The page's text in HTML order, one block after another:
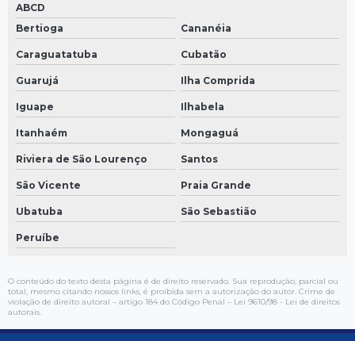
ABCD
Bertioga
Cananéia
Caraguatatuba Cubatão
Guarujá Ilha Comprida
Iguape Ilhabela
Itanhaém Mongaguá
Riviera de São Lourenço Santos
São Vicente Praia Grande
Ubatuba São Sebastião
Peruíbe
O conteúdo do texto desta página é de direito reservado. Sua reprodução, parcial ou
total, mesmo citando nossos links, é proibida sem a autorização do autor. Crime de
violação de direito autoral – artigo 184 do Código Penal – Lei 9610/98 - Lei de direitos
autorais.